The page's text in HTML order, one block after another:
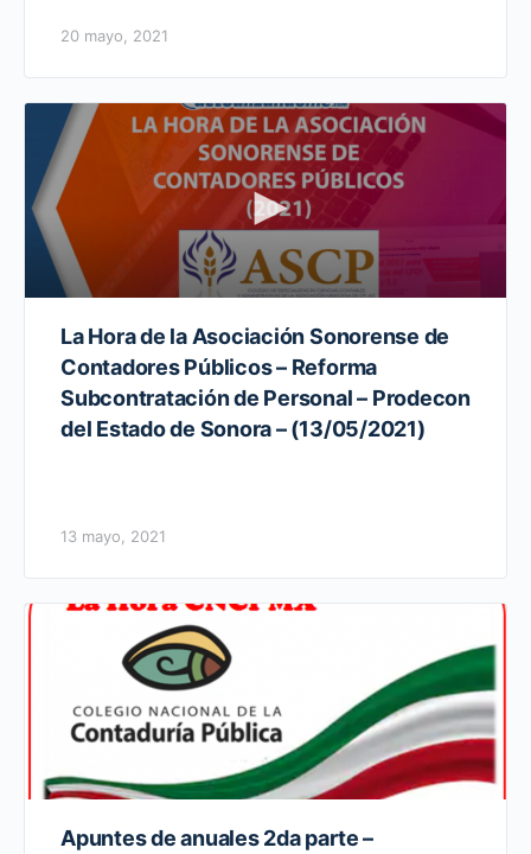
20 mayo, 2021
La Hora de la Asociación Sonorense de
Contadores Públicos – Reforma
Subcontratación de Personal – Prodecon
del Estado de Sonora – (13/05/2021)
13 mayo, 2021
Apuntes de anuales 2da parte –